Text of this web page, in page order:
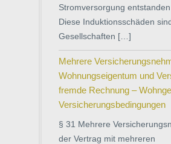
Stromversorgung
Diese Induktionsschäden
Gesellschaften […]
Mehrere
Wohnungseigentum und
fremde Rechnung –
Versicherungsbedingungen
§ 31 Mehrere
der Vertrag mit mehreren